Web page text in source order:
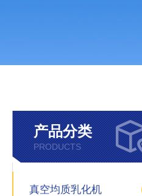
产品分类
PRODUCTS
真空均质乳化机